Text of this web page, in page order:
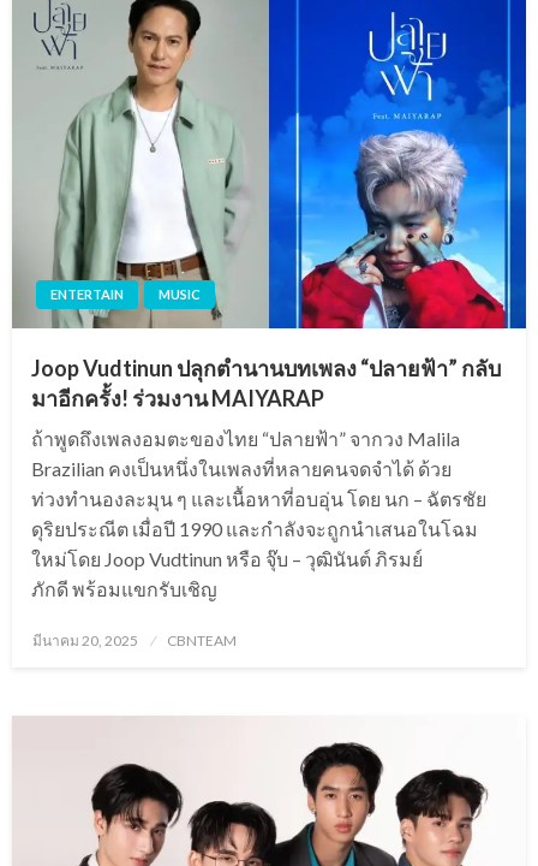
ENTERTAIN MUSIC
Joop Vudtinun ปลุกตำนานบทเพลง “ปลายฟ้า” กลับ
มาอีกครั้ง! ร่วมงาน MAIYARAP
ถ้าพูดถึงเพลงอมตะของไทย “ปลายฟ้า” จากวง Malila
Brazilian คงเป็นหนึ่งในเพลงที่หลายคนจดจำได้ ด้วย
ท่วงทำนองละมุน ๆ และเนื้อหาที่อบอุ่น โดย นก – ฉัตรชัย
ดุริยประณีต เมื่อปี 1990 และกำลังจะถูกนำเสนอในโฉม
ใหม่โดย Joop Vudtinun หรือ จุ๊บ – วุฒินันต์ ภิรมย์
ภักดี พร้อมแขกรับเชิญ
Posted
มีนาคม 20, 2025 CBNTEAM